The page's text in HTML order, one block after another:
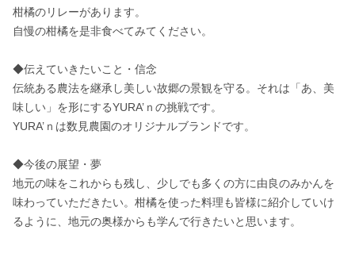
柑橘のリレーがあります。
自慢の柑橘を是非食べてみてください。
◆伝えていきたいこと・信念
伝統ある農法を継承し美しい故郷の景観を守る。それは「あ、美
味しい」を形にするYURA’ｎの挑戦です。
YURA’ｎは数見農園のオリジナルブランドです。
◆今後の展望・夢
地元の味をこれからも残し、少しでも多くの方に由良のみかんを
味わっていただきたい。柑橘を使った料理も皆様に紹介していけ